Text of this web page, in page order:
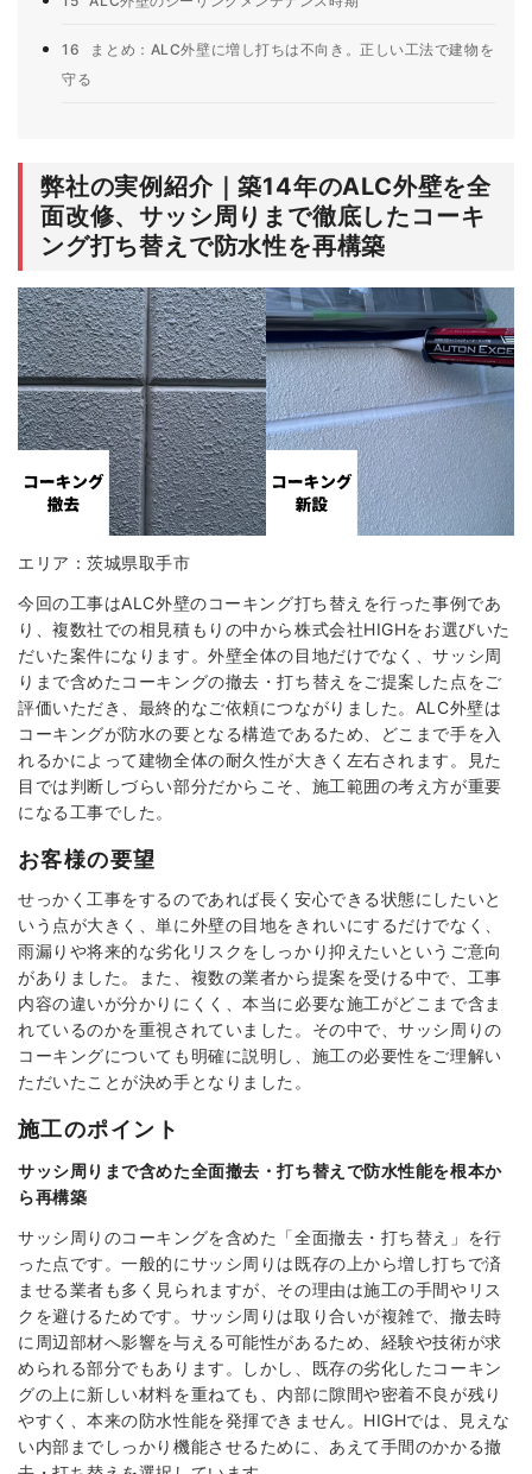
16
まとめ：ALC外壁に増し打ちは不向き。正しい工法で建物を
守る
弊社の実例紹介｜築14年のALC外壁を全
面改修、サッシ周りまで徹底したコーキ
ング打ち替えで防水性を再構築
エリア：茨城県取手市
今回の工事はALC外壁のコーキング打ち替えを行った事例であ
り、複数社での相見積もりの中から株式会社HIGHをお選びいた
だいた案件になります。外壁全体の目地だけでなく、サッシ周
りまで含めたコーキングの撤去・打ち替えをご提案した点をご
評価いただき、最終的なご依頼につながりました。ALC外壁は
コーキングが防水の要となる構造であるため、どこまで手を入
れるかによって建物全体の耐久性が大きく左右されます。見た
目では判断しづらい部分だからこそ、施工範囲の考え方が重要
になる工事でした。
お客様の要望
せっかく工事をするのであれば長く安心できる状態にしたいと
いう点が大きく、単に外壁の目地をきれいにするだけでなく、
雨漏りや将来的な劣化リスクをしっかり抑えたいというご意向
がありました。また、複数の業者から提案を受ける中で、工事
内容の違いが分かりにくく、本当に必要な施工がどこまで含ま
れているのかを重視されていました。その中で、サッシ周りの
コーキングについても明確に説明し、施工の必要性をご理解い
ただいたことが決め手となりました。
施工のポイント
サッシ周りまで含めた全面撤去・打ち替えで防水性能を根本か
ら再構築
サッシ周りのコーキングを含めた「全面撤去・打ち替え」を行
った点です。一般的にサッシ周りは既存の上から増し打ちで済
ませる業者も多く見られますが、その理由は施工の手間やリス
クを避けるためです。サッシ周りは取り合いが複雑で、撤去時
に周辺部材へ影響を与える可能性があるため、経験や技術が求
められる部分でもあります。しかし、既存の劣化したコーキン
グの上に新しい材料を重ねても、内部に隙間や密着不良が残り
やすく、本来の防水性能を発揮できません。HIGHでは、見えな
い内部までしっかり機能させるために、あえて手間のかかる撤